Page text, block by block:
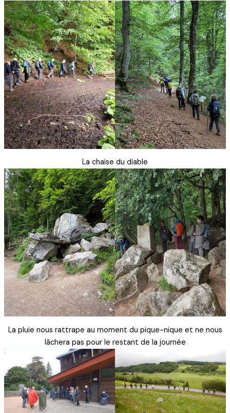
La chaise du diable
La pluie nous rattrape au moment du pique-nique et ne nous
lâchera pas pour le restant de la journée